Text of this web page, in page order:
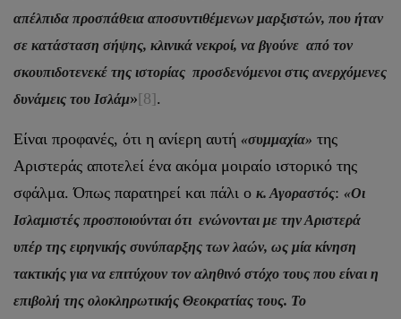
απέλπιδα προσπάθεια αποσυντιθέμενων μαρξιστών, που ήταν
σε κατάσταση σήψης, κλινικά νεκροί, να βγούνε από τον
σκουπιδοτενεκέ της ιστορίας προσδενόμενοι στις ανερχόμενες
δυνάμεις του Ισλάμ»[8].
Είναι προφανές, ότι η ανίερη αυτή «συμμαχία» της
Αριστεράς αποτελεί ένα ακόμα μοιραίο ιστορικό της
σφάλμα. Όπως παρατηρεί και πάλι ο κ. Αγοραστός: «Οι
Ισλαμιστές προσποιούνται ότι ενώνονται με την Αριστερά
υπέρ της ειρηνικής συνύπαρξης των λαών, ως μία κίνηση
τακτικής για να επιτύχουν τον αληθινό στόχο τους που είναι η
επιβολή της ολοκληρωτικής Θεοκρατίας τους. Το